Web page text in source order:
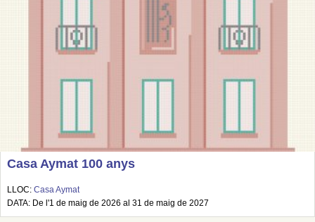
Casa Aymat 100 anys
LLOC: Casa Aymat
DATA: De l'1 de maig de 2026 al 31 de maig de 2027